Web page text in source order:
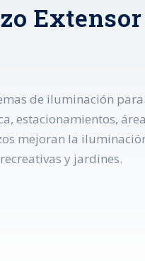
Extensor
de iluminación
estacionamientos,
mejoran la
y jardines.